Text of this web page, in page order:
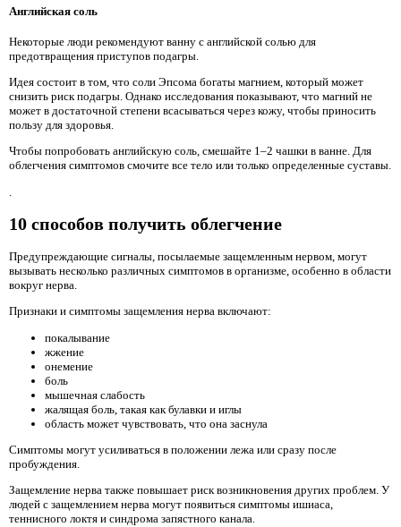
Английская соль
Некоторые люди рекомендуют ванну с английской солью для
предотвращения приступов подагры.
Идея состоит в том, что соли Эпсома богаты магнием, который может
снизить риск подагры. Однако исследования показывают, что магний не
может в достаточной степени всасываться через кожу, чтобы приносить
пользу для здоровья.
Чтобы попробовать английскую соль, смешайте 1–2 чашки в ванне. Для
облегчения симптомов смочите все тело или только определенные суставы.
10 способов получить облегчение
Предупреждающие сигналы, посылаемые защемленным нервом, могут
вызывать несколько различных симптомов в организме, особенно в области
вокруг нерва.
Признаки и симптомы защемления нерва включают:
покалывание
жжение
онемение
боль
мышечная слабость
жалящая боль, такая как булавки и иглы
область может чувствовать, что она заснула
Симптомы могут усиливаться в положении лежа или сразу после
пробуждения.
Защемление нерва также повышает риск возникновения других проблем. У
людей с защемлением нерва могут появиться симптомы ишиаса,
теннисного локтя и синдрома запястного канала.